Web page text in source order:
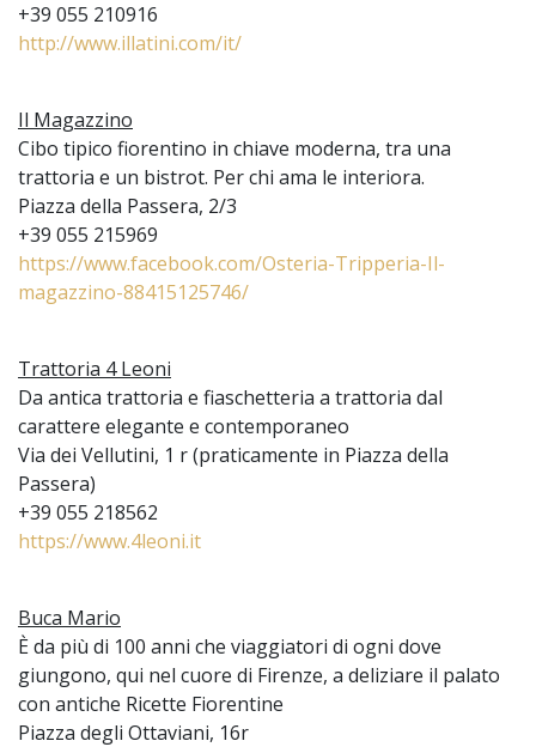
+39 055 210916
http://www.illatini.com/it/
Il Magazzino
Cibo tipico fiorentino in chiave moderna, tra una
trattoria e un bistrot. Per chi ama le interiora.
Piazza della Passera, 2/3
+39 055 215969
https://www.facebook.com/Osteria-Tripperia-Il-
magazzino-88415125746/
Trattoria 4 Leoni
Da antica trattoria e fiaschetteria a trattoria dal
carattere elegante e contemporaneo
Via dei Vellutini, 1 r (praticamente in Piazza della
Passera)
+39 055 218562
https://www.4leoni.it
Buca Mario
È da più di 100 anni che viaggiatori di ogni dove
giungono, qui nel cuore di Firenze, a deliziare il palato
con antiche Ricette Fiorentine
Piazza degli Ottaviani, 16r